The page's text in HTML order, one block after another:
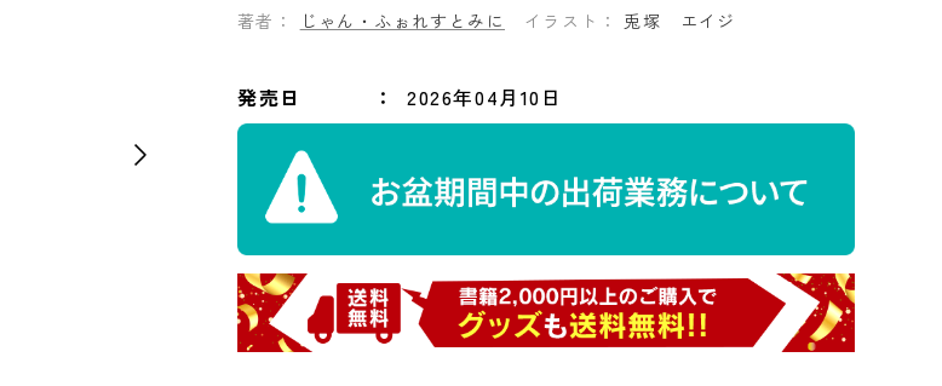
著者： じゃん・ふぉれすとみに イラスト： 兎塚 エイジ
発売日 2026年04月10日